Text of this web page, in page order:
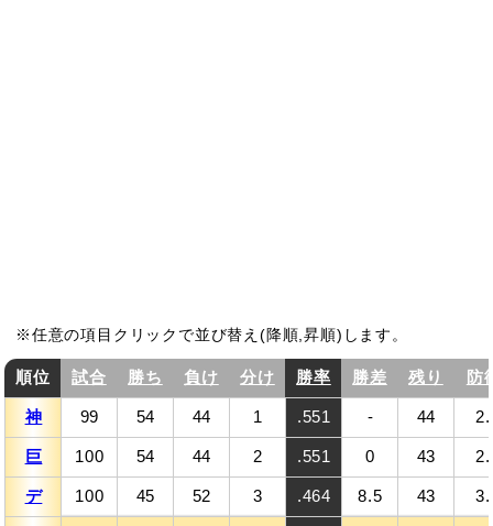
任意の項目クリックで並び替え(降順,昇順)します。
順位 試合 勝ち 負け 分け 勝率 勝差 残り 防
神 99 54 44 1 .551 - 44
巨 100 54 44 2 .551 0 43
デ 100 45 52 3 .464 8.5 43